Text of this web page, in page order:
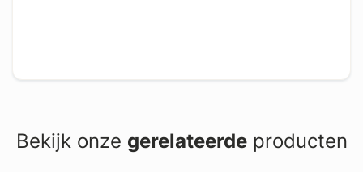
Bekijk onze gerelateerdeproducten